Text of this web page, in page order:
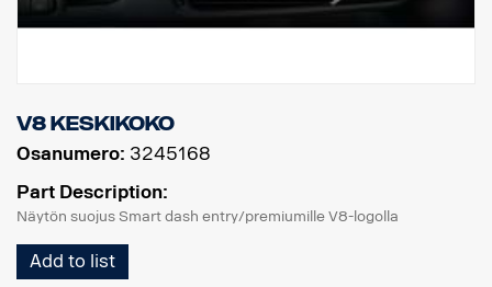
V8 keskikoko
Osanumero: 3245168
Part Description:
Näytön suojus Smart dash entry/premiumille V8-logolla
Add to list